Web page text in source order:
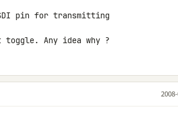
pin for transmitting
toggle. Any idea why ?